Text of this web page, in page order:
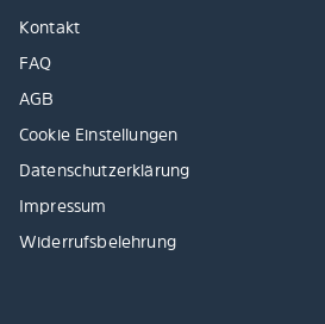
Kontakt
FAQ
AGB
Cookie Einstellungen
Datenschutzerklärung
Impressum
Widerrufsbelehrung